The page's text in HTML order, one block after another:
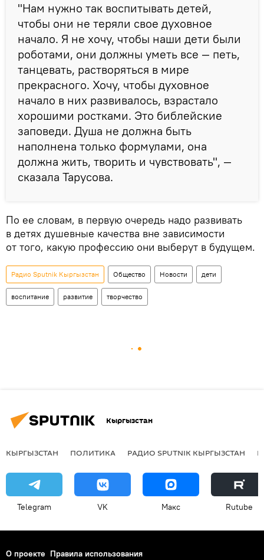
"Нам нужно так воспитывать детей,
чтобы они не теряли свое духовное
начало. Я не хочу, чтобы наши дети были
роботами, они должны уметь все — петь,
танцевать, растворяться в мире
прекрасного. Хочу, чтобы духовное
начало в них развивалось, взрастало
хорошими ростками. Это библейские
заповеди. Душа не должна быть
наполнена только формулами, она
должна жить, творить и чувствовать", —
сказала Тарусова.
По ее словам, в первую очередь надо развивать
в детях душевные качества вне зависимости
от того, какую профессию они выберут в будущем.
Радио Sputnik Кыргызстан Общество Новости дети
воспитание развитие творчество
Кыргызстан
КЫРГЫЗСТАН ПОЛИТИКА РАДИО SPUTNIK КЫРГЫЗСТАН
Telegram VK Макс Rutube
О проекте Правила использования